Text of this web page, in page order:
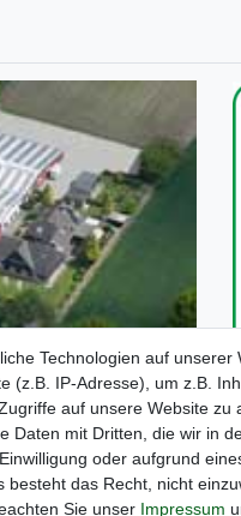
Impressum
Technologien auf
(z.B. IP-Adresse), um z.B.
auf unsere Website
Daten mit Dritten, die wir in
oder aufgrund
das Recht, nicht
Sie unser Impressum